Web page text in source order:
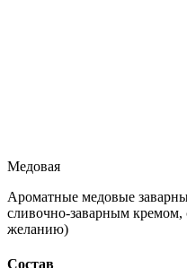
Медовая
Ароматные медовые
сливочно-заварным кремом,
желанию)
Состав